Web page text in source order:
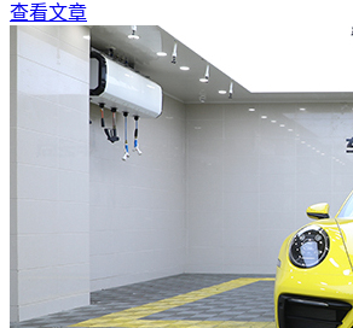
查看文章